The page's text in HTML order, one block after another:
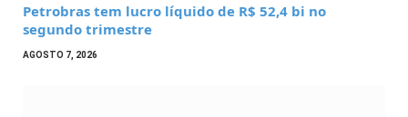
Petrobras tem lucro líquido de R$ 52,4 bi no
segundo trimestre
AGOSTO 7, 2026